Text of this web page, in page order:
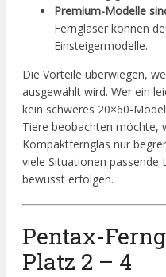
Premium-Modelle
Ferngläser können
Einsteigermodelle.
Die Vorteile überwiegen,
ausgewählt wird. Wer ein
kein schweres 20×60-
Tiere beobachten möchte,
Kompaktfernglas nur
viele Situationen passende
bewusst erfolgen.
Pentax-
Platz 2 – 4